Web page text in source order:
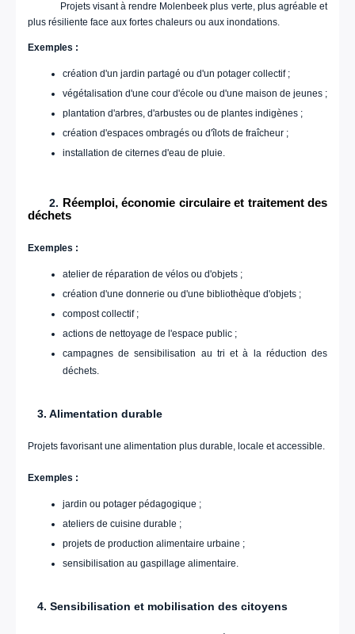
Projets visant à rendre Molenbeek plus verte, plus agréable et
plus résiliente face aux fortes chaleurs ou aux inondations.
Exemples :
création d'un jardin partagé ou d'un potager collectif ;
végétalisation d'une cour d'école ou d'une maison de jeunes ;
plantation d'arbres, d'arbustes ou de plantes indigènes ;
création d'espaces ombragés ou d'îlots de fraîcheur ;
installation de citernes d'eau de pluie.
2. Réemploi, économie circulaire et traitement des
déchets
Exemples :
atelier de réparation de vélos ou d'objets ;
création d'une donnerie ou d'une bibliothèque d'objets ;
compost collectif ;
actions de nettoyage de l'espace public ;
campagnes de sensibilisation au tri et à la réduction des
déchets.
3. Alimentation durable
Projets favorisant une alimentation plus durable, locale et accessible.
Exemples :
jardin ou potager pédagogique ;
ateliers de cuisine durable ;
projets de production alimentaire urbaine ;
sensibilisation au gaspillage alimentaire.
4. Sensibilisation et mobilisation des citoyens